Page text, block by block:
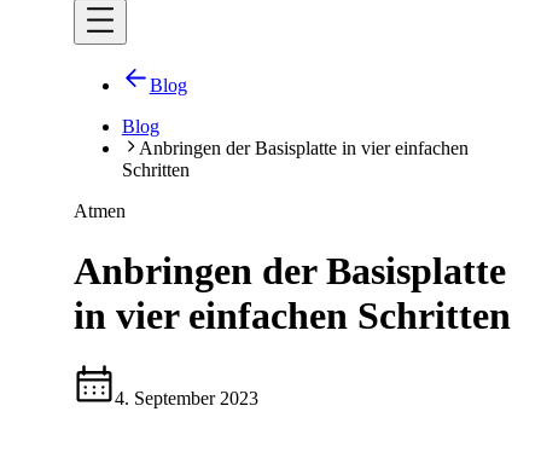
Blog
Blog
Anbringen der Basisplatte in vier einfachen
Schritten
Atmen
Anbringen der Basisplatte
in vier einfachen Schritten
4. September 2023